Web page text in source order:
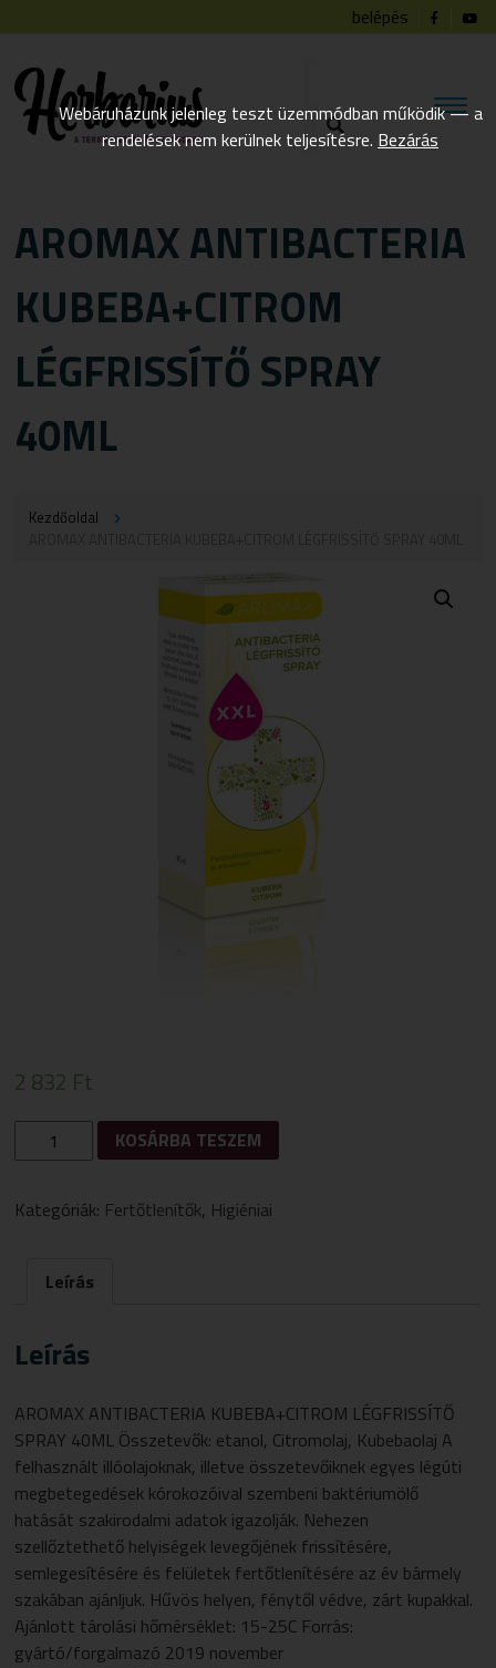
belépés
AROMAX ANTIBACTERIA
KUBEBA+CITROM
LÉGFRISSÍTŐ SPRAY
40ML
Kezdőoldal
2 832 Ft
ANTIBACTERIA
SPRAY
KOSÁRBA TESZEM
Kategóriák: Fertőtlenítők, Higiéniai
Leírás
Leírás
AROMAX ANTIBACTERIA KUBEBA+CITROM LÉGFRISSÍTŐ
SPRAY 40ML Összetevők: etanol, Citromolaj, Kubebaolaj A
felhasznált illóolajoknak, illetve összetevőiknek egyes légúti
megbetegedések kórokozóival szembeni baktériumölő
hatását szakirodalmi adatok igazolják. Nehezen
szellőztethető helyiségek levegőjének frissítésére,
semlegesítésére és felületek fertőtlenítésére az év bármely
szakában ajánljuk. Hűvös helyen, fénytől védve, zárt kupakkal.
Ajánlott tárolási hőmérséklet: 15-25C Forrás:
gyártó/forgalmazó 2019 november
Webáruházunk jelenleg teszt üzemmódban működik — a
rendelések nem kerülnek teljesítésre. Bezárás